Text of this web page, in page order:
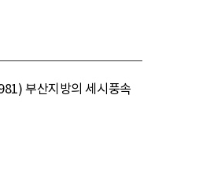
부산지방의 세시풍속